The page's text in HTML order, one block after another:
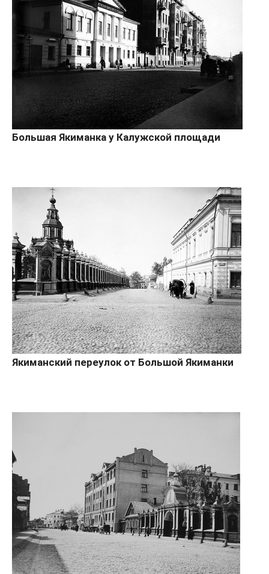
Большая Якиманка у Калужской площади
Якиманский переулок от Большой Якиманки